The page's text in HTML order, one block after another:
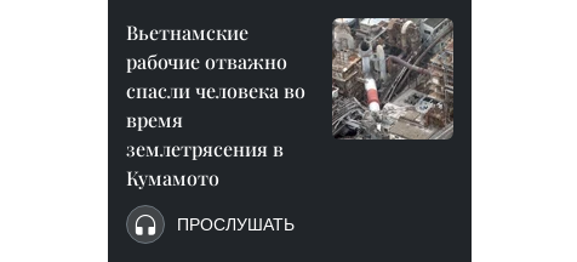
Вьетнамские
рабочие отважно
спасли человека во
время
землетрясения в
Кумамото
ПРОСЛУШАТЬ